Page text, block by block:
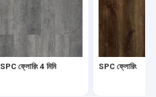
SPC ফ্লোরিং 4 মিমি SPC ফ্লোরিং